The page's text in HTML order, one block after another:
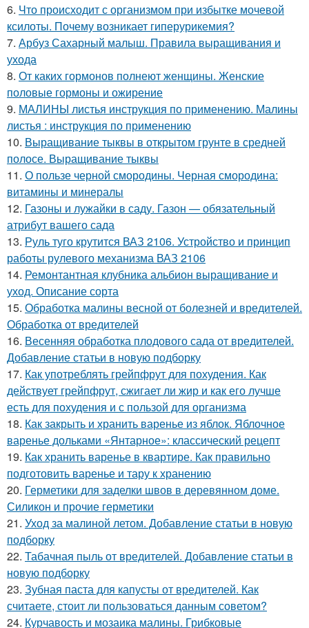
6. Что происходит с организмом при избытке мочевой
ксилоты. Почему возникает гиперурикемия?
7. Арбуз Сахарный малыш. Правила выращивания и
ухода
8. От каких гормонов полнеют женщины. Женские
половые гормоны и ожирение
9. МАЛИНЫ листья инструкция по применению. Малины
листья : инструкция по применению
10. Выращивание тыквы в открытом грунте в средней
полосе. Выращивание тыквы
11. О пользе черной смородины. Черная смородина:
витамины и минералы
12. Газоны и лужайки в саду. Газон — обязательный
атрибут вашего сада
13. Руль туго крутится ВАЗ 2106. Устройство и принцип
работы рулевого механизма ВАЗ 2106
14. Ремонтантная клубника альбион выращивание и
уход. Описание сорта
15. Обработка малины весной от болезней и вредителей.
Обработка от вредителей
16. Весенняя обработка плодового сада от вредителей.
Добавление статьи в новую подборку
17. Как употреблять грейпфрут для похудения. Как
действует грейпфрут, сжигает ли жир и как его лучше
есть для похудения и с пользой для организма
18. Как закрыть и хранить варенье из яблок. Яблочное
варенье дольками «Янтарное»: классический рецепт
19. Как хранить варенье в квартире. Как правильно
подготовить варенье и тару к хранению
20. Герметики для заделки швов в деревянном доме.
Силикон и прочие герметики
21. Уход за малиной летом. Добавление статьи в новую
подборку
22. Табачная пыль от вредителей. Добавление статьи в
новую подборку
23. Зубная паста для капусты от вредителей. Как
считаете, стоит ли пользоваться данным советом?
24. Курчавость и мозаика малины. Грибковые